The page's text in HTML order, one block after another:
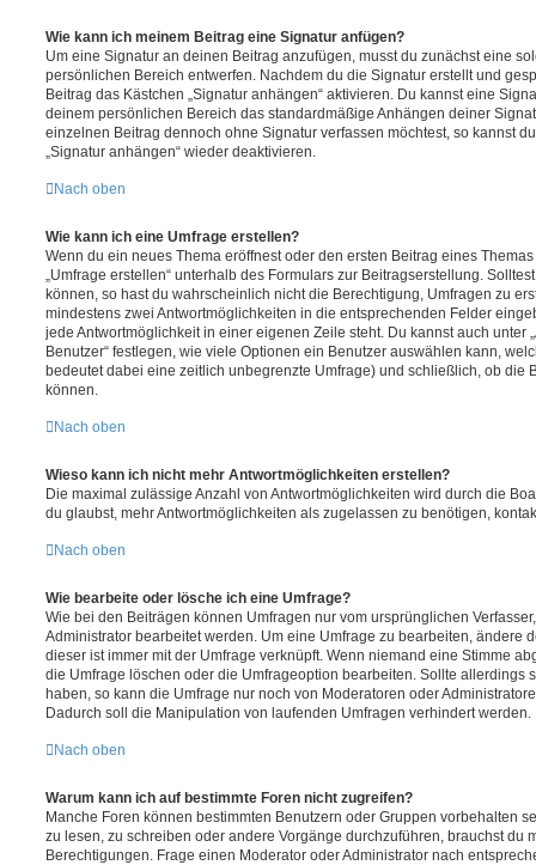
Wie kann ich meinem Beitrag eine Signatur anfügen?
Um eine Signatur an deinen Beitrag anzufügen, musst du zunächst eine
persönlichen Bereich entwerfen. Nachdem du die Signatur erstellt und
Beitrag das Kästchen „Signatur anhängen“ aktivieren. Du kannst eine
deinem persönlichen Bereich das standardmäßige Anhängen deiner
einzelnen Beitrag dennoch ohne Signatur verfassen möchtest, so kannst
„Signatur anhängen“ wieder deaktivieren.
Nach oben
Wie kann ich eine Umfrage erstellen?
Wenn du ein neues Thema eröffnest oder den ersten Beitrag eines
„Umfrage erstellen“ unterhalb des Formulars zur Beitragserstellung.
können, so hast du wahrscheinlich nicht die Berechtigung, Umfragen zu
mindestens zwei Antwortmöglichkeiten in die entsprechenden Felder
jede Antwortmöglichkeit in einer eigenen Zeile steht. Du kannst auch unter
Benutzer“ festlegen, wie viele Optionen ein Benutzer auswählen kann,
bedeutet dabei eine zeitlich unbegrenzte Umfrage) und schließlich, ob die
können.
Nach oben
Wieso kann ich nicht mehr Antwortmöglichkeiten erstellen?
Die maximal zulässige Anzahl von Antwortmöglichkeiten wird durch die
du glaubst, mehr Antwortmöglichkeiten als zugelassen zu benötigen,
Nach oben
Wie bearbeite oder lösche ich eine Umfrage?
Wie bei den Beiträgen können Umfragen nur vom ursprünglichen
Administrator bearbeitet werden. Um eine Umfrage zu bearbeiten, ändere
dieser ist immer mit der Umfrage verknüpft. Wenn niemand eine Stimme
die Umfrage löschen oder die Umfrageoption bearbeiten. Sollte allerdings
haben, so kann die Umfrage nur noch von Moderatoren oder
Dadurch soll die Manipulation von laufenden Umfragen verhindert werden.
Nach oben
Warum kann ich auf bestimmte Foren nicht zugreifen?
Manche Foren können bestimmten Benutzern oder Gruppen vorbehalten
zu lesen, zu schreiben oder andere Vorgänge durchzuführen, brauchst du
Berechtigungen. Frage einen Moderator oder Administrator nach